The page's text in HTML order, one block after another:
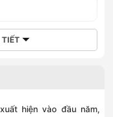
TIẾT
hiện vào đầu năm,